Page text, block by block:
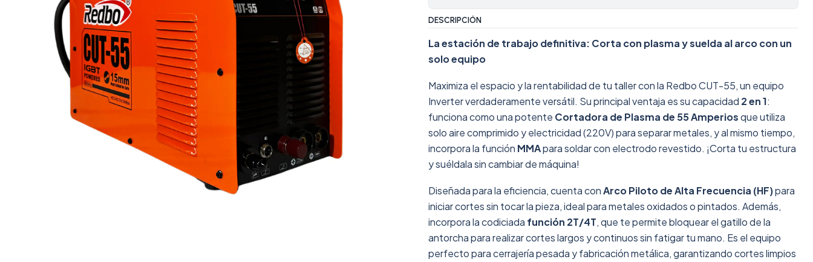
DESCRIPCIÓN
La estación de trabajo definitiva: Corta con plasma y suelda al arco con un
solo equipo
Maximiza el espacio y la rentabilidad de tu taller con la Redbo CUT-55, un equipo
Inverter verdaderamente versátil. Su principal ventaja es su capacidad 2 en 1:
funciona como una potente Cortadora de Plasma de 55 Amperiosque utiliza
solo aire comprimido y electricidad (220V) para separar metales, y al mismo tiempo,
incorpora la función MMApara soldar con electrodo revestido. ¡Corta tu estructura
y suéldala sin cambiar de máquina!
Diseñada para la eficiencia, cuenta conArco Piloto de Alta Frecuencia (HF)para
iniciar cortes sin tocar la pieza, ideal para metales oxidados o pintados. Además,
incorpora la codiciada función 2T/4T, que te permite bloquear el gatillo de la
antorcha para realizar cortes largos y continuos sin fatigar tu mano. Es el equipo
perfecto para cerrajería pesada y fabricación metálica, garantizando cortes limpios